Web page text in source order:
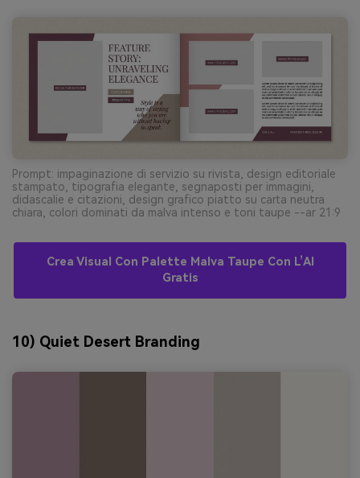
Prompt: impaginazione di servizio su rivista, design editoriale
stampato, tipografia elegante, segnaposti per immagini,
didascalie e citazioni, design grafico piatto su carta neutra
chiara, colori dominati da malva intenso e toni taupe --ar 21:9
Crea Visual Con Palette Malva Taupe Con L’AI
Gratis
10) Quiet Desert Branding